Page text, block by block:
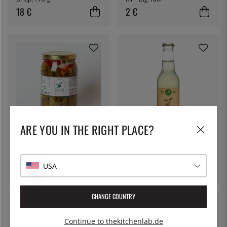
18 € 2 €
BERNAL
24 €
THREE CENTS
Cents
ARE YOU IN THE RIGHT PLACE?
USA
CHANGE COUNTRY
Continue to thekitchenlab.de